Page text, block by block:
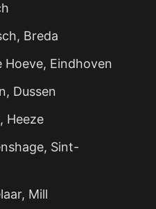
Breda
Hoeve, Eindhoven
Dussen
Heeze
Sint-
Mill